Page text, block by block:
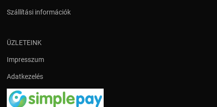
Szállítási információk
ÜZLETEINK
Impresszum
Adatkezelés